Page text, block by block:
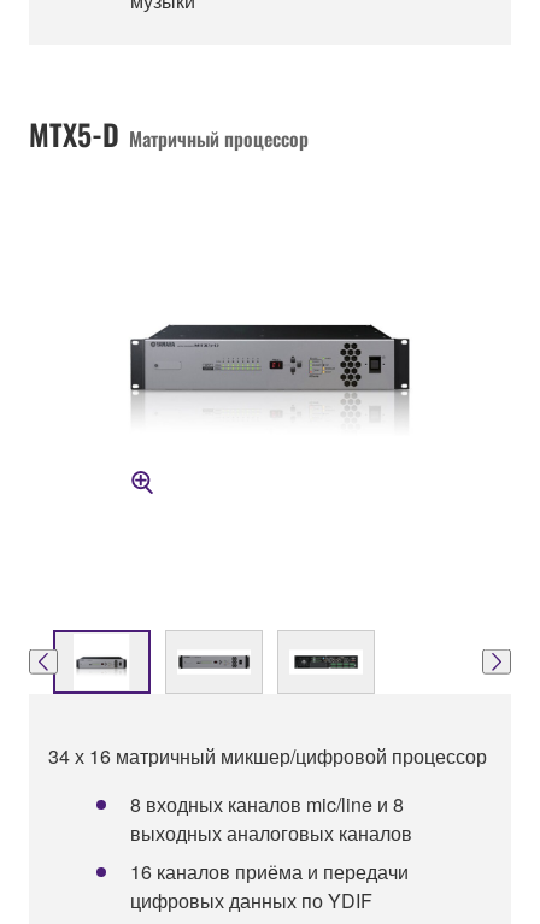
MTX5-D Матричный процессор
34 х 16 матричный микшер/цифровой процессор
8 входных каналов mic/line и 8
выходных аналоговых каналов
16 каналов приёма и передачи
цифровых данных по YDIF